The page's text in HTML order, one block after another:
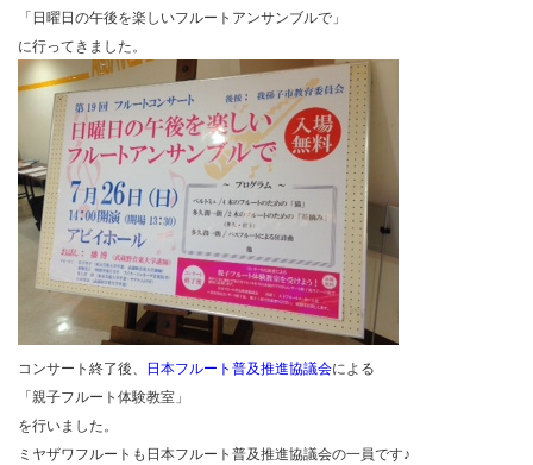
「日曜日の午後を楽しいフルートアンサンブルで」
に行ってきました。
コンサート終了後、 日本フルート普及推進協議会による
「親子フルート体験教室」
を行いました。
ミヤザワフルートも日本フルート普及推進協議会の一員です♪